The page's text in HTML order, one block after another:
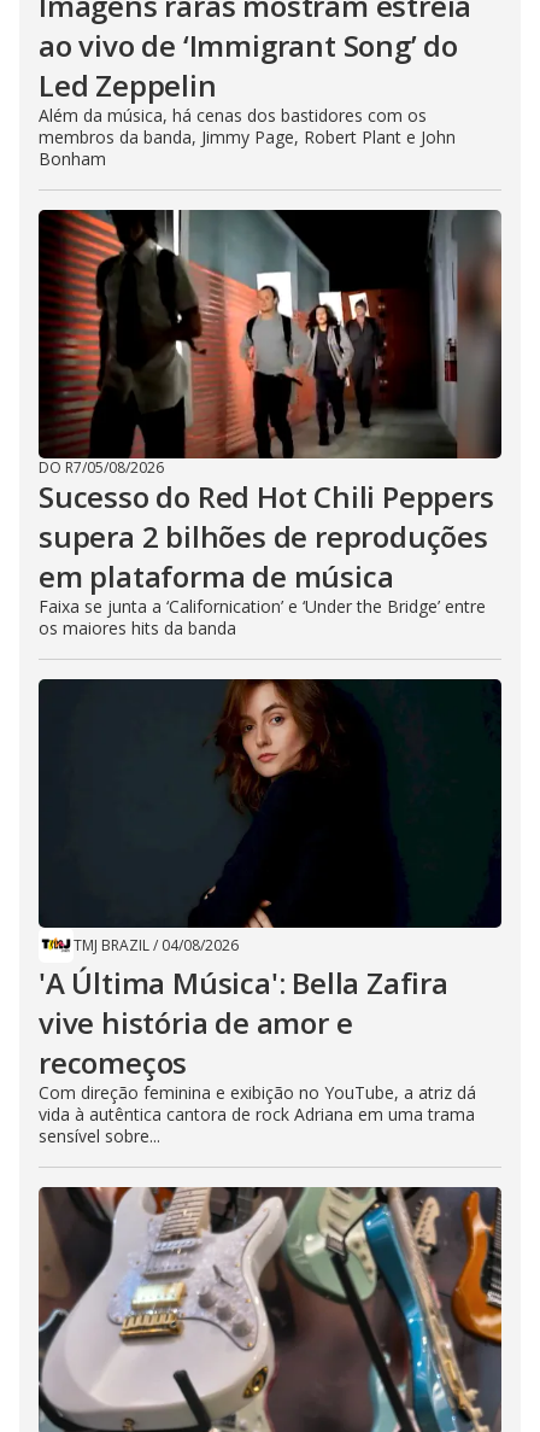
ao vivo de ‘Immigrant Song’ do
Led Zeppelin
Além da música, há cenas dos bastidores com os
membros da banda, Jimmy Page, Robert Plant e John
Bonham
DO R7/05/08/2026
Sucesso do Red Hot Chili Peppers
supera 2 bilhões de reproduções
em plataforma de música
Faixa se junta a ‘Californication’ e ‘Under the Bridge’ entre
os maiores hits da banda
TMJ BRAZIL/ 04/08/2026
'A Última Música': Bella Zafira
vive história de amor e
recomeços
Com direção feminina e exibição no YouTube, a atriz dá
vida à autêntica cantora de rock Adriana em uma trama
sensível sobre...